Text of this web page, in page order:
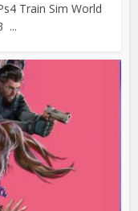
Train Sim World
...